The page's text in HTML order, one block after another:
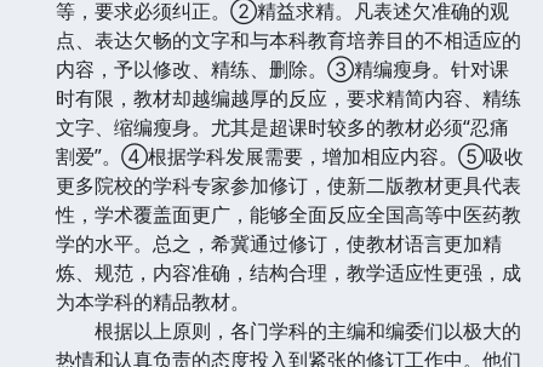
等，要求必须纠正。②精益求精。凡表述欠准确的观
点、表达欠畅的文字和与本科教育培养目的不相适应的
内容，予以修改、精练、删除。③精编瘦身。针对课
时有限，教材却越编越厚的反应，要求精简内容、精练
文字、缩编瘦身。尤其是超课时较多的教材必须“忍痛
割爱”。④根据学科发展需要，增加相应内容。⑤吸收
更多院校的学科专家参加修订，使新二版教材更具代表
性，学术覆盖面更广，能够全面反应全国高等中医药教
学的水平。总之，希冀通过修订，使教材语言更加精
炼、规范，内容准确，结构合理，教学适应性更强，成
为本学科的精品教材。
根据以上原则，各门学科的主编和编委们以极大的
热情和认真负责的态度投入到紧张的修订工作中。他们